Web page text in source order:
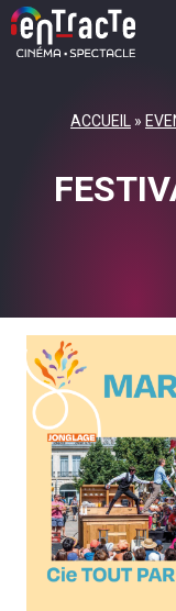
SAISON
FESTIVAL 40 EN
QUI SOMMES-NOUS
L’ACTU
REJOIGNEZ
LES PARTENAIRES
LES ARCHIVES
CONTACT
ACCUEIL »